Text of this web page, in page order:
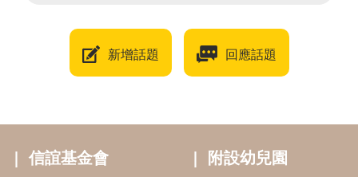
新增話題 回應話題
信誼基金會 附設幼兒園